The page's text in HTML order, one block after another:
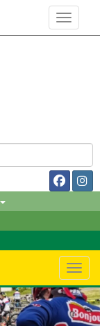
Toggle